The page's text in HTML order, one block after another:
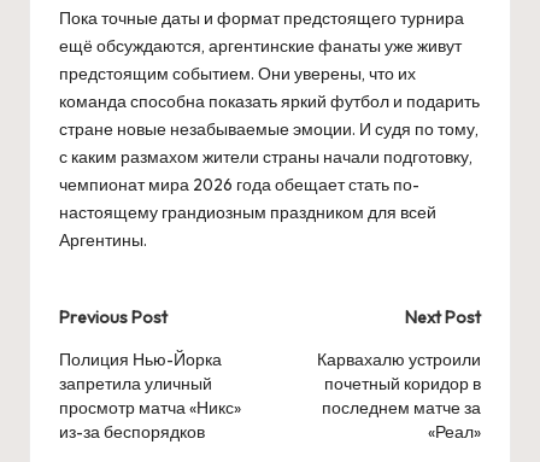
Пока точные даты и формат предстоящего турнира
ещё обсуждаются, аргентинские фанаты уже живут
предстоящим событием. Они уверены, что их
команда способна показать яркий футбол и подарить
стране новые незабываемые эмоции. И судя по тому,
с каким размахом жители страны начали подготовку,
чемпионат мира 2026 года обещает стать по-
настоящему грандиозным праздником для всей
Аргентины.
Post
navigation
Previous Post
Полиция Нью-Йорка
запретила уличный
просмотр матча «Никс»
из-за беспорядков
Next Post
Карвахалю устроили
почетный коридор в
последнем матче за
«Реал»